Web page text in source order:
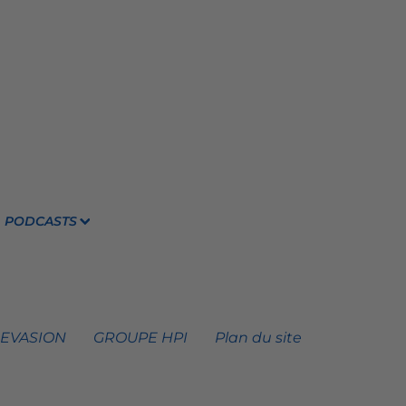
PODCASTS
GROUPE HPI Plan du site